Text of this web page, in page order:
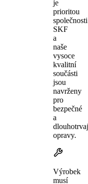
je
prioritou
společnosti
SKF
a
naše
vysoce
kvalitní
součásti
jsou
navrženy
pro
bezpečné
a
opravy.
Výrobek
musí